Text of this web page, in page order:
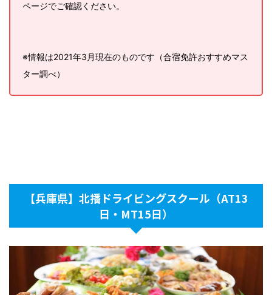
ページでご確認ください。
※情報は2021年3月現在のものです（合宿免許おすすめマス
ター調べ）
【兵庫県】北播ドライビングスクール（AT13
日・MT15日）